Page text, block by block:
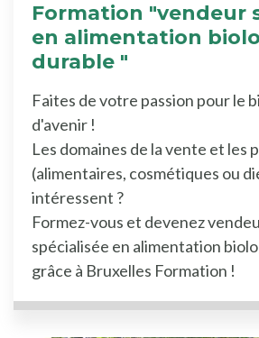
Formation "vendeur
en alimentation
durable "
Faites de votre passion pour le
d'avenir !
Les domaines de la vente et les
(alimentaires, cosmétiques ou
intéressent ?
Formez-vous et devenez
spécialisée en alimentation
grâce à Bruxelles Formation !